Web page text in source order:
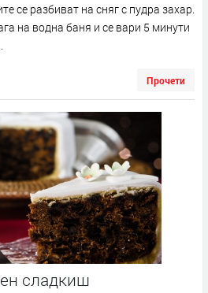
се разбиват на сняг с пудра захар.
на водна баня и се вари 5 минути
Прочети
сладкиш